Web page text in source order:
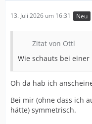
13. Juli 2026 um 16:31 Neu
Zitat von Ottl
Wie schauts bei einer
Oh da hab ich
Bei mir (ohne dass ich
hätte) symmetrisch.